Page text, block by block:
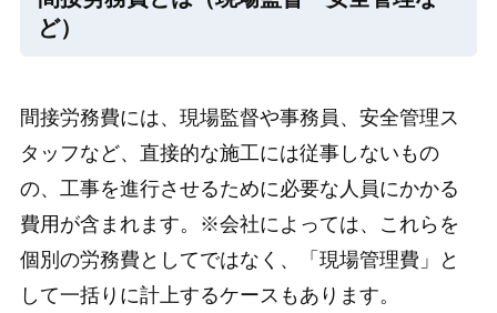
ど）
間接労務費には、現場監督や事務員、安全管理ス
タッフなど、直接的な施工には従事しないもの
の、工事を進行させるために必要な人員にかかる
費用が含まれます。※会社によっては、これらを
個別の労務費としてではなく、「現場管理費」と
して一括りに計上するケースもあります。